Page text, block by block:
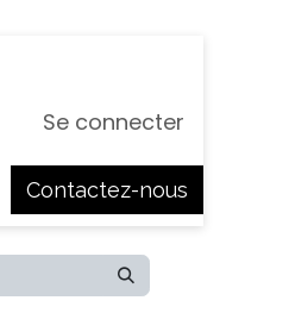
Se connecter
Contactez-nous